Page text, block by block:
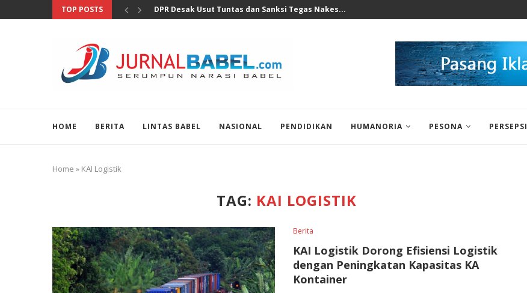
TOP POSTS Pertumbuhan Ekonomi Perlu Diperkuat Mesin Baru, Tidak Bisa...
HOME BERITA LINTAS BABEL NASIONAL PENDIDIKAN HUMANORIA PESONA PERSEPSI
Home » KAI Logistik
TAG: KAI LOGISTIK
Berita
KAI Logistik Dorong Efisiensi Logistik
dengan Peningkatan Kapasitas KA
Kontainer